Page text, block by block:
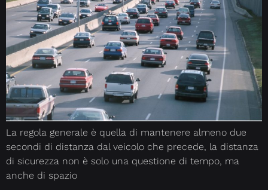
La regola generale è quella di mantenere almeno due
secondi di distanza dal veicolo che precede, la distanza
di sicurezza non è solo una questione di tempo, ma
anche di spazio